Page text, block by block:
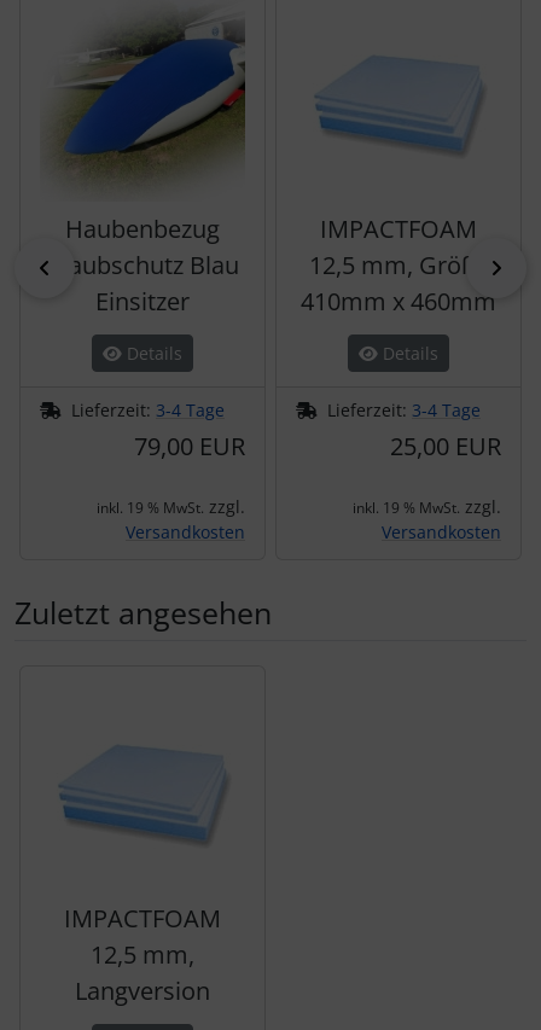
zurück
Haubenbezug
Staubschutz Blau
Einsitzer
Details
Lieferzeit: 3-4 Tage
79,00 EUR
inkl. 19 % MwSt. zzgl.
Versandkosten
IMPACTFOAM
12,5 mm, Größe
410mm x 460mm
Details
Lieferzeit: 3-4 Tage
25,00 EUR
inkl. 19 % MwSt. zzgl.
Versandkosten
Zuletzt angesehen
IMPACTFOAM
12,5 mm,
Langversion